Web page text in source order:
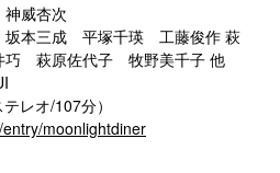
神威杏次
本三成 平塚千瑛 工藤俊作 萩
萩原佐代子 牧野美千子 他
レオ/107分）
moonlightdiner